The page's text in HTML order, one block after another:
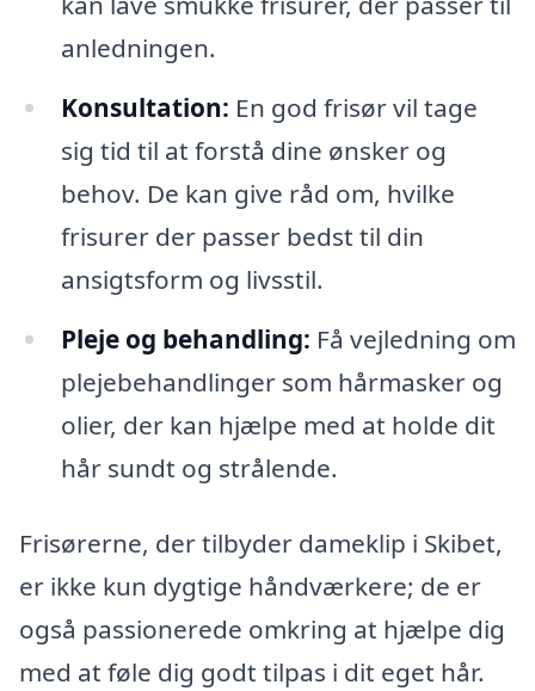
anledningen.
Konsultation: En god frisør vil tage
sig tid til at forstå dine ønsker og
behov. De kan give råd om, hvilke
frisurer der passer bedst til din
ansigtsform og livsstil.
Pleje og behandling: Få vejledning om
plejebehandlinger som hårmasker og
olier, der kan hjælpe med at holde dit
hår sundt og strålende.
Frisørerne, der tilbyder dameklip i Skibet,
er ikke kun dygtige håndværkere; de er
også passionerede omkring at hjælpe dig
med at føle dig godt tilpas i dit eget hår.